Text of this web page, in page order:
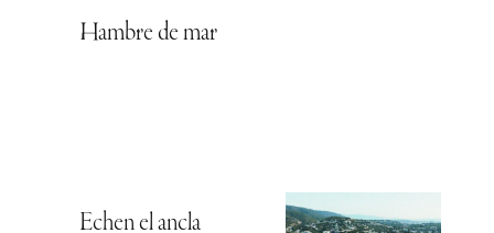
Hambre de mar
Echen el ancla